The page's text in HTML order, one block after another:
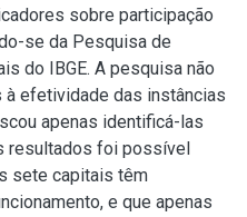
sobre participação
se da Pesquisa de
do IBGE. A pesquisa não
efetividade das instâncias
apenas identificá-las
resultados foi possível
sete capitais têm
e que apenas